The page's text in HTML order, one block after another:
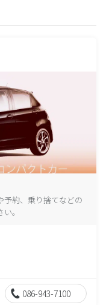
予約、乗り捨てなどの
。
086-943-7100